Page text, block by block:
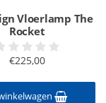
Vloerlamp The
Rocket
€225,00